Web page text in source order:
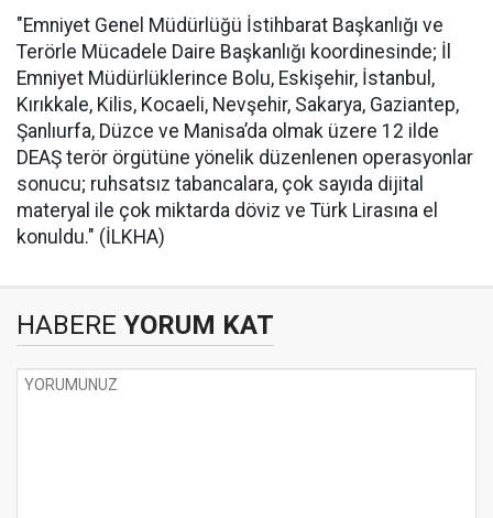
"Emniyet Genel Müdürlüğü İstihbarat Başkanlığı ve
Terörle Mücadele Daire Başkanlığı koordinesinde; İl
Emniyet Müdürlüklerince Bolu, Eskişehir, İstanbul,
Kırıkkale, Kilis, Kocaeli, Nevşehir, Sakarya, Gaziantep,
Şanlıurfa, Düzce ve Manisa’da olmak üzere 12 ilde
DEAŞ terör örgütüne yönelik düzenlenen operasyonlar
sonucu; ruhsatsız tabancalara, çok sayıda dijital
materyal ile çok miktarda döviz ve Türk Lirasına el
konuldu." (İLKHA)
HABERE YORUM KAT